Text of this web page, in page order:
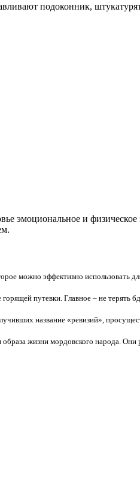
подоконник,
эмоциональное и
можно эффективно использовать
путевки. Главное – не терять
название «ревизий»,
жизни мордовского народа. Они